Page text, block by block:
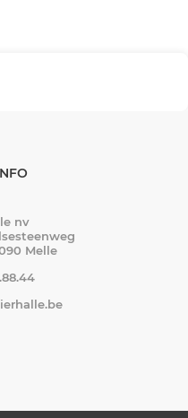
nv
Melle